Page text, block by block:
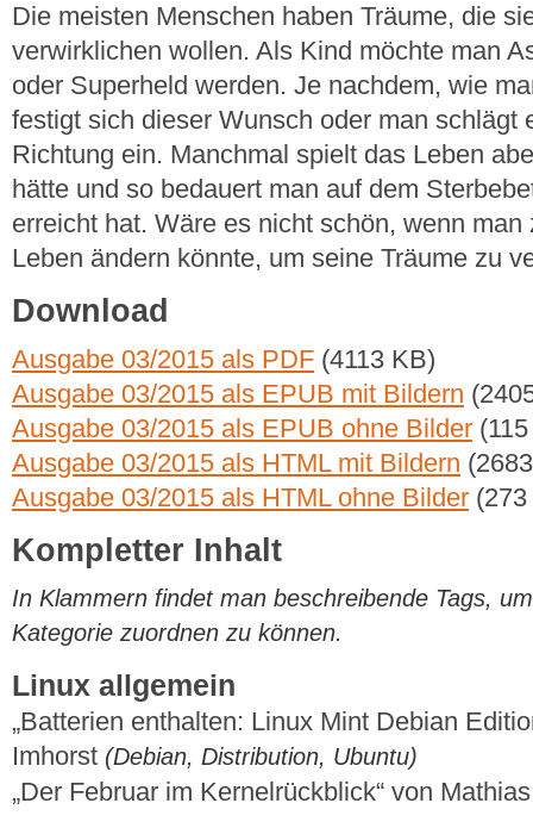
Die meisten Menschen haben Träume, die
verwirklichen wollen. Als Kind möchte man
oder Superheld werden. Je nachdem, wie
festigt sich dieser Wunsch oder man schlägt
Richtung ein. Manchmal spielt das Leben
hätte und so bedauert man auf dem
erreicht hat. Wäre es nicht schön, wenn
Leben ändern könnte, um seine Träume zu
Download
Ausgabe 03/2015 als PDF (4113 KB)
Ausgabe 03/2015 als EPUB mit Bildern
Ausgabe 03/2015 als EPUB ohne Bilder
Ausgabe 03/2015 als HTML mit Bildern
Ausgabe 03/2015 als HTML ohne Bilder
Kompletter Inhalt
In Klammern findet man beschreibende Tags,
Kategorie zuordnen zu können.
Linux allgemein
„Batterien enthalten: Linux Mint Debian
Imhorst (Debian, Distribution, Ubuntu)
„Der Februar im Kernelrückblick“ von